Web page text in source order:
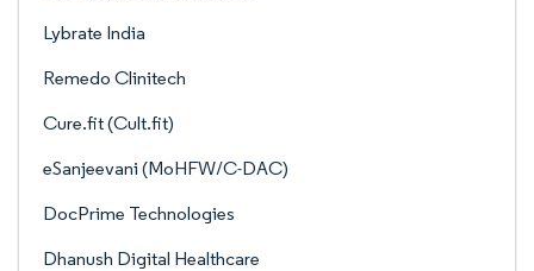
Lybrate India
Remedo Clinitech
Cure.fit (Cult.fit)
eSanjeevani (MoHFW/C-DAC)
DocPrime Technologies
Dhanush Digital Healthcare